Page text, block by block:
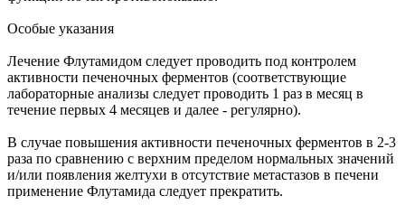
Особые указания
Лечение Флутамидом следует проводить под контролем
активности печеночных ферментов (соответствующие
лабораторные анализы следует проводить 1 раз в месяц в
течение первых 4 месяцев и далее - регулярно).
В случае повышения активности печеночных ферментов в 2-3
раза по сравнению с верхним пределом нормальных значений
и/или появления желтухи в отсутствие метастазов в печени
применение Флутамида следует прекратить.